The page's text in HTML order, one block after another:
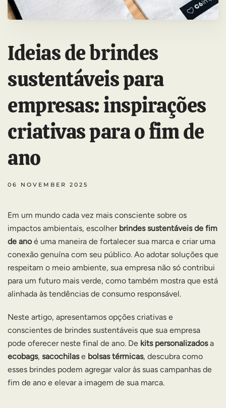
Ideias de brindes
sustentáveis para
empresas: inspirações
criativas para o fim de
ano
06 NOVEMBER 2025
Em um mundo cada vez mais consciente sobre os
impactos ambientais, escolher brindes sustentáveis de fim
de anoé uma maneira de fortalecer sua marca e criar uma
conexão genuína com seu público. Ao adotar soluções que
respeitam o meio ambiente, sua empresa não só contribui
para um futuro mais verde, como também mostra que está
alinhada às tendências de consumo responsável.
Neste artigo, apresentamos opções criativas e
conscientes de brindes sustentáveis que sua empresa
pode oferecer neste final de ano. De kits personalizadosa
ecobags, sacochilase bolsas térmicas, descubra como
esses brindes podem agregar valor às suas campanhas de
fim de ano e elevar a imagem de sua marca.